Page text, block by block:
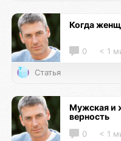
Когда
0 < 1
Статья
Мужская и
верность
0 < 1